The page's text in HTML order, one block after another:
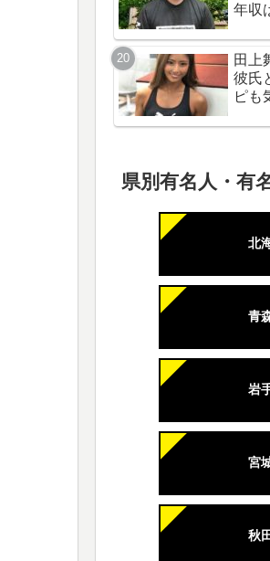
年収
田上
彼氏
ピも
県別有名人・有
北
青
岩
宮
秋